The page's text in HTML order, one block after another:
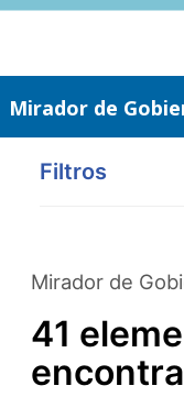
Saltar
Mirador de
Filtros
Mirador de
41